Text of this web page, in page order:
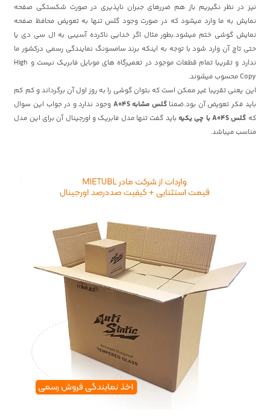
نیز در نظر نگیریم باز هم ضررهای جبران ناپذیری در صورت شکستگی صفحه
نمایش به ما وارد میشود که در صورت وجود گلس تنها به تعویض محافظ صفحه
نمایش گوشی ختم میشود.بطور مثال اگر خدایی ناکرده آسیبی به ال سی دی یا
حتی تاچ آن وارد شود با توجه به اینکه برند سامسونگ نمایندگی رسمی درکشور ما
ندارد و تقریبا تمام قطعات موجود در تعمیرگاه های موبایل فابریک نیست و High
Copy محسوب میشوند.
این یعنی تقریبا غیر ممکن است که بتوان گوشی را به روز اول آن برگرداند و کم کم
باید فکر تعویض آن بود.ضمناگلس مشابه A04S
وجود ندارد و در جواب این سوال
که گلس A04S با چی یکیه
باید گفت تنها مدل فابریک و اورجینال آن برای این مدل
مناسب میباشد.